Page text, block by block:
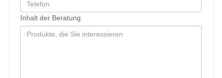
Inhalt der Beratung